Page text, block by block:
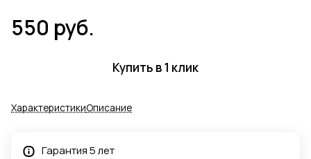
550 руб.
Купить в 1 клик
ХарактеристикиОписание
Гарантия 5 лет